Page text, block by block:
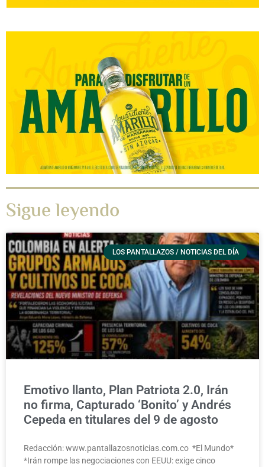
Sigue leyendo
LOS PANTALLAZOS / NOTICIAS DEL DÍA
Emotivo llanto, Plan Patriota 2.0, Irán
no firma, Capturado ‘Bonito’ y Andrés
Cepeda en titulares del 9 de agosto
Redacción: www.pantallazosnoticias.com.co *El Mundo*
*Irán rompe las negociaciones con EEUU: exige cinco